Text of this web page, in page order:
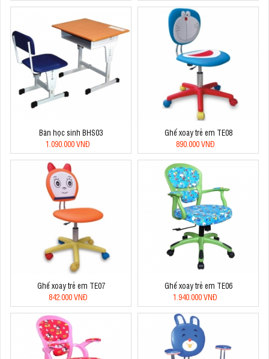
Bàn học sinh BHS03
1.090.000 VNĐ
Ghế xoay trẻ em TE08
890.000 VNĐ
Ghế xoay trẻ em TE07
842.000 VNĐ
Ghế xoay trẻ em TE06
1.940.000 VNĐ